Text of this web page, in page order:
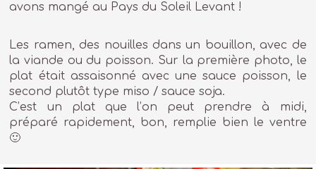
avons mangé au Pays du Soleil Levant !
Les ramen, des nouilles dans un bouillon, avec de
la viande ou du poisson. Sur la première photo, le
plat était assaisonné avec une sauce poisson, le
second plutôt type miso / sauce soja.
C’est un plat que l’on peut prendre à midi,
préparé rapidement, bon, remplie bien le ventre
🙂